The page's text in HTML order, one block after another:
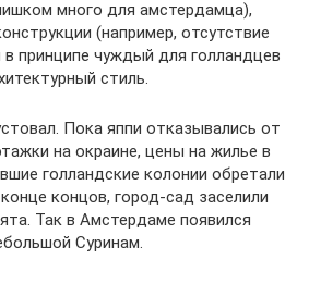
много для амстердамца),
(например, отсутствие
принципе чуждый для голландцев
стиль.
Пока яппи отказывались от
на окраине, цены на жилье в
голландские колонии обретали
концов, город-сад заселили
Так в Амстердаме появился
Суринам.